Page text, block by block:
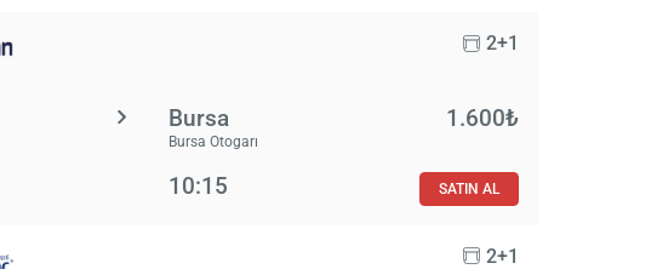
2+1
Bursa
Bursa Otogarı
1.600₺
10:15 SATIN AL
2+1